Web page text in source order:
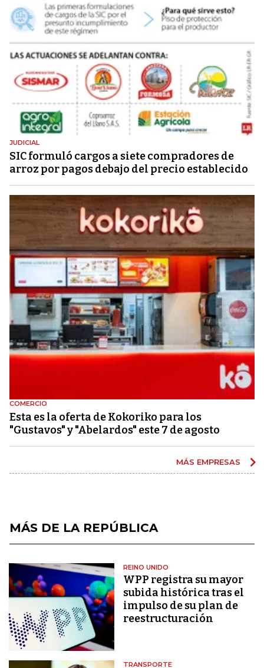
JUDICIAL
SIC formuló cargos a siete compradores de
arroz por pagos debajo del precio establecido
COMERCIO
Esta es la oferta de Kokoriko para los
"Gustavos" y "Abelardos" este 7 de agosto
MÁS EMPRESAS
MÁS DE LA REPÚBLICA
REINO UNIDO
WPP registra su mayor
subida histórica tras el
impulso de su plan de
reestructuración
TRANSPORTE